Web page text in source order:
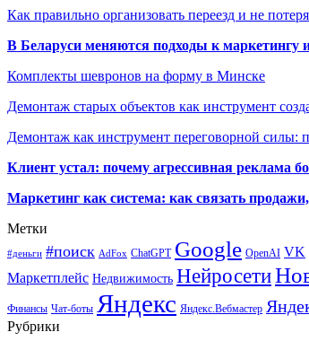
Как правильно организовать переезд и не
В Беларуси меняются подходы к маркетингу
Комплекты шевронов на форму в Минске
Демонтаж старых объектов как инструмент
Демонтаж как инструмент переговорной силы:
Клиент устал: почему агрессивная реклама
Маркетинг как система: как связать
Метки
#деньги #поиск AdFox ChatGPT Google OpenAI VK
Маркетплейс Недвижимость Нейросети
Финансы Чат-боты Яндекс Яндекс.Вебмастер
Рубрики